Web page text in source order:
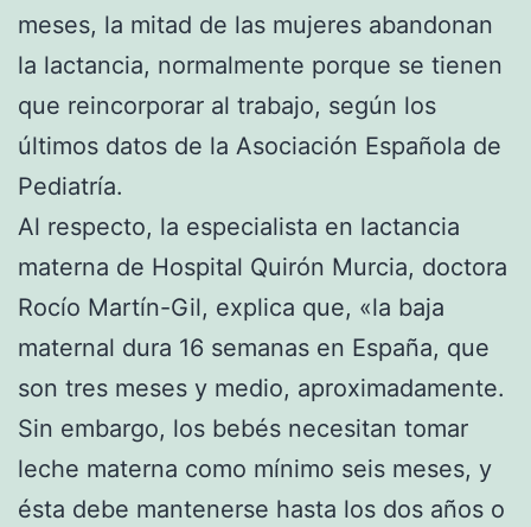
meses, la mitad de las mujeres abandonan
la lactancia, normalmente porque se tienen
que reincorporar al trabajo, según los
últimos datos de la Asociación Española de
Pediatría.
Al respecto, la especialista en lactancia
materna de Hospital Quirón Murcia, doctora
Rocío Martín-Gil, explica que, «la baja
maternal dura 16 semanas en España, que
son tres meses y medio, aproximadamente.
Sin embargo, los bebés necesitan tomar
leche materna como mínimo seis meses, y
ésta debe mantenerse hasta los dos años o